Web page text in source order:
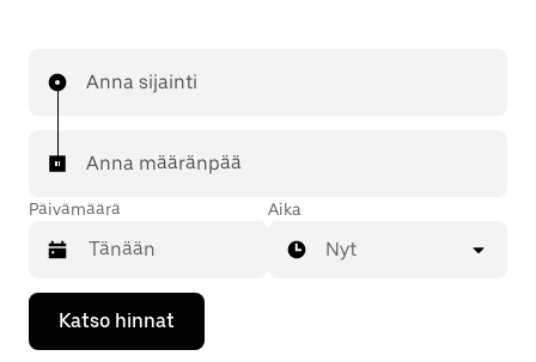
Anna sijainti
Anna määränpää
Päivämäärä
Valitse
päivämäärä
kalenterissa
Aika
Nyt
Katso hinnat